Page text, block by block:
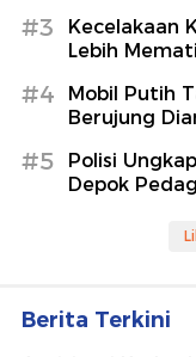
#3
Kecelakaan
Lebih
#4
Mobil Putih
Berujung
#5
Polisi
Depok
Berita Terkini